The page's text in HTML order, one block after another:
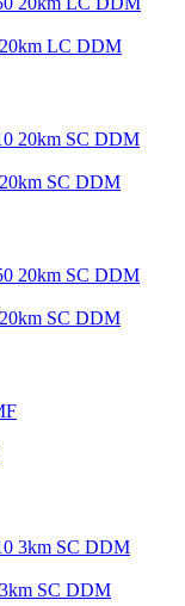
LC DDM
SC DDM
SC DDM
SC DDM